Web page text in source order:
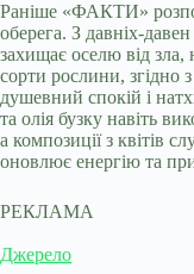
Раніше «ФАКТИ»
оберега. З давніх-
захищає оселю від зла,
сорти рослини, згідно
душевний спокій і
та олія бузку навіть
а композиції з квітів
оновлює енергію та
РЕКЛАМА
Джерело